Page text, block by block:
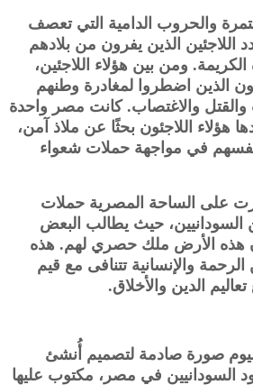
والحروب الدامية التي تعصف
اللاجئين الذين يفرون من بلادهم
الكريمة. ومن بين هؤلاء اللاجئين،
الذين اضطروا لمغادرة وطنهم
والاغتصاب. كانت مصر واحدة
هؤلاء اللاجئون بحثًا عن ملاذ آمن،
في مواجهة حملات شعواء
على الساحة المصرية حملات
السودانيين، حيث يطالب البعض
الأرض ملك حصري لهم. هذه
والإنسانية تتنافى مع قيم
الدين والأخلاق.
صورة صادمة لتصميم أُنشئ
السودانيين في مصر، مكتوب عليها